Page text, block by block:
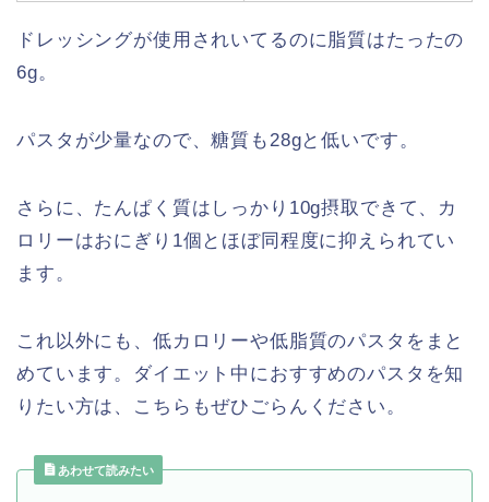
ドレッシングが使用されいてるのに脂質はたったの
6g。
パスタが少量なので、糖質も28gと低いです。
さらに、たんぱく質はしっかり10g摂取できて、カ
ロリーはおにぎり1個とほぼ同程度に抑えられてい
ます。
これ以外にも、低カロリーや低脂質のパスタをまと
めています。ダイエット中におすすめのパスタを知
りたい方は、こちらもぜひごらんください。
あわせて読みたい